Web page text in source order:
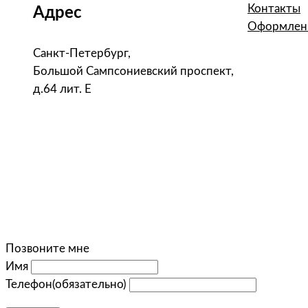
Адрес
Санкт-Петербург,
Большой Сампсониевский проспект,
д.64 лит. Е
Контакты
Позвоните мне
Имя
Телефон(обязательно)